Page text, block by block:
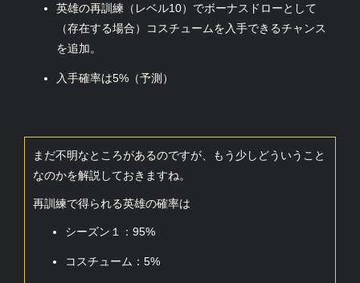
英雄の再訓練（レベル10）でボーナスドローとして
（存在する場合）コスチュームを入手できるチャンス
を追加。
入手確率は5%（予測）
まだ不明なところがあるのですが、もう少しどういうこと
なのかを解説しておきますね。
再訓練で得られる英雄の確率は
シーズン１：95%
コスチューム：5%